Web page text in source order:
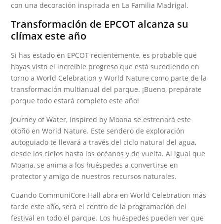
con una decoración inspirada en La Familia Madrigal.
Transformación de EPCOT alcanza su
clímax este año
Si has estado en EPCOT recientemente, es probable que
hayas visto el increíble progreso que está sucediendo en
torno a World Celebration y World Nature como parte de la
transformación multianual del parque. ¡Bueno, prepárate
porque todo estará completo este año!
Journey of Water, Inspired by Moana se estrenará este
otoño en World Nature. Este sendero de exploración
autoguiado te llevará a través del ciclo natural del agua,
desde los cielos hasta los océanos y de vuelta. Al igual que
Moana, se anima a los huéspedes a convertirse en
protector y amigo de nuestros recursos naturales.
Cuando CommuniCore Hall abra en World Celebration más
tarde este año, será el centro de la programación del
festival en todo el parque. Los huéspedes pueden ver que